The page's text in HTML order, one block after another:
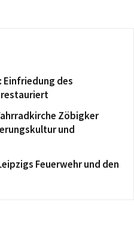
Einfriedung des
restauriert
Zöbigker
und
Feuerwehr und den